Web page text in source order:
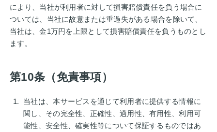
により、当社が利用者に対して損害賠償責任を負う場合に
ついては、当社に故意または重過失がある場合を除いて、
当社は、金1万円を上限として損害賠償責任を負うものとし
ます。
第10条（免責事項）
当社は、本サービスを通じて利用者に提供する情報に
関し、その完全性、正確性、適用性、有用性、利用可
能性、安全性、確実性等について保証するものではあ